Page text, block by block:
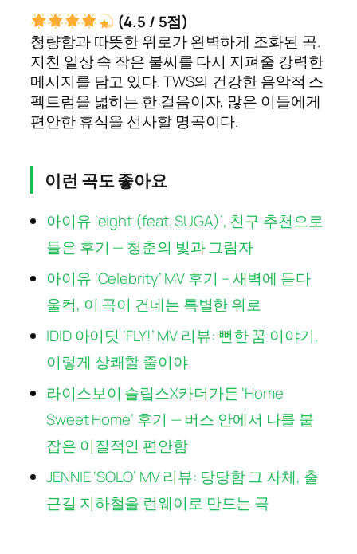
(4.5 / 5점)
청량함과 따뜻한 위로가 완벽하게 조화된 곡.
지친 일상 속 작은 불씨를 다시 지펴줄 강력한
메시지를 담고 있다. TWS의 건강한 음악적 스
펙트럼을 넓히는 한 걸음이자, 많은 이들에게
편안한 휴식을 선사할 명곡이다.
이런 곡도 좋아요
아이유 ‘eight (feat. SUGA)’, 친구 추천으로
들은 후기 — 청춘의 빛과 그림자
아이유 ‘Celebrity’ MV 후기 – 새벽에 듣다
울컥, 이 곡이 건네는 특별한 위로
IDID 아이딧 ‘FLY!’ MV 리뷰: 뻔한 꿈 이야기,
이렇게 상쾌할 줄이야
라이스보이 슬립스X카더가든 ‘Home
Sweet Home’ 후기 — 버스 안에서 나를 붙
잡은 이질적인 편안함
JENNIE ‘SOLO’ MV 리뷰: 당당함 그 자체, 출
근길 지하철을 런웨이로 만드는 곡